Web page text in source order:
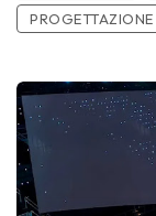
PROGETTAZIONE